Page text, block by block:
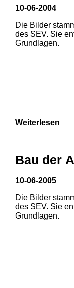
10-06-2004
Die Bilder
des SEV. Sie
Grundlagen.
Weiterlesen
Bau der
10-06-2005
Die Bilder
des SEV. Sie
Grundlagen.